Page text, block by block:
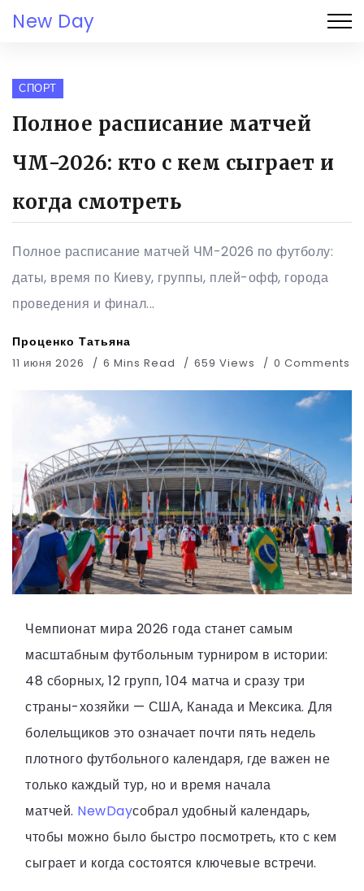
New Day
СПОРТ
Полное расписание матчей
ЧМ-2026: кто с кем сыграет и
когда смотреть
Полное расписание матчей ЧМ-2026 по футболу:
даты, время по Киеву, группы, плей-офф, города
проведения и финал...
Проценко Татьяна
11 июня 2026 6 Mins Read 659 Views 0 Comments
Чемпионат мира 2026 года станет самым
масштабным футбольным турниром в истории:
48 сборных, 12 групп, 104 матча и сразу три
страны-хозяйки — США, Канада и Мексика. Для
болельщиков это означает почти пять недель
плотного футбольного календаря, где важен не
только каждый тур, но и время начала
матчей. NewDayсобрал удобный календарь,
чтобы можно было быстро посмотреть, кто с кем
сыграет и когда состоятся ключевые встречи.